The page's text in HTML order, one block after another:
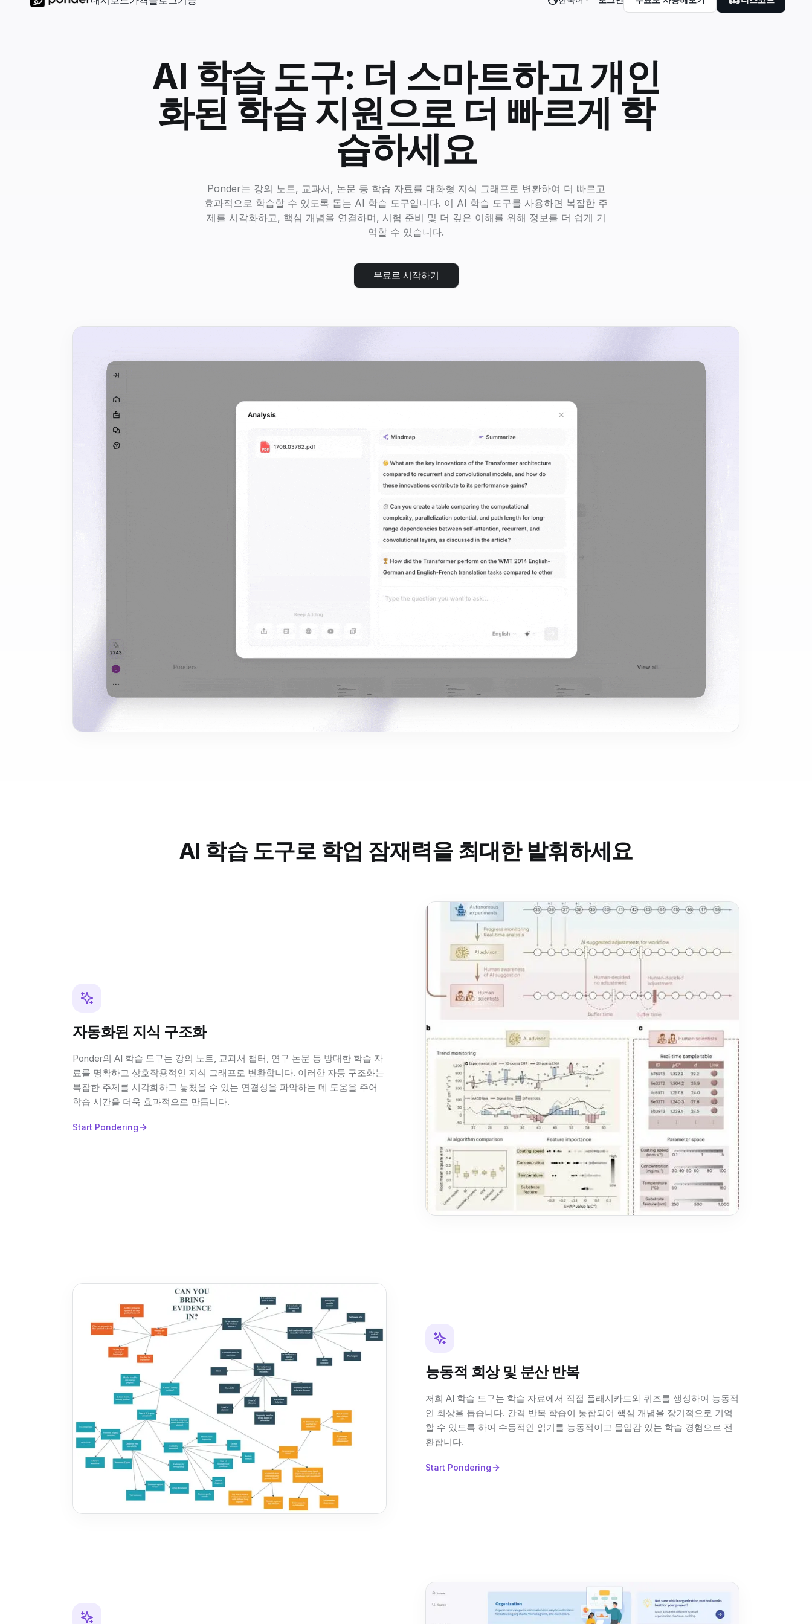
AI 학습 도구: 더 스마트하고 개인
화된 학습 지원으로 더 빠르게 학
습하세요
Ponder는 강의 노트, 교과서, 논문 등 학습 자료를 대화형 지식 그래프로 변환하여 더 빠르고
효과적으로 학습할 수 있도록 돕는 AI 학습 도구입니다. 이 AI 학습 도구를 사용하면 복잡한 주
제를 시각화하고, 핵심 개념을 연결하며, 시험 준비 및 더 깊은 이해를 위해 정보를 더 쉽게 기
억할 수 있습니다.
무료로 시작하기
AI 학습 도구로 학업 잠재력을 최대한 발휘하세요
자동화된 지식 구조화
Ponder의 AI 학습 도구는 강의 노트, 교과서 챕터, 연구 논문 등 방대한 학습 자
료를 명확하고 상호작용적인 지식 그래프로 변환합니다. 이러한 자동 구조화는
복잡한 주제를 시각화하고 놓쳤을 수 있는 연결성을 파악하는 데 도움을 주어
학습 시간을 더욱 효과적으로 만듭니다.
Start Pondering
능동적 회상 및 분산 반복
저희 AI 학습 도구는 학습 자료에서 직접 플래시카드와 퀴즈를 생성하여 능동적
인 회상을 돕습니다. 간격 반복 학습이 통합되어 핵심 개념을 장기적으로 기억
할 수 있도록 하여 수동적인 읽기를 능동적이고 몰입감 있는 학습 경험으로 전
환합니다.
Start Pondering